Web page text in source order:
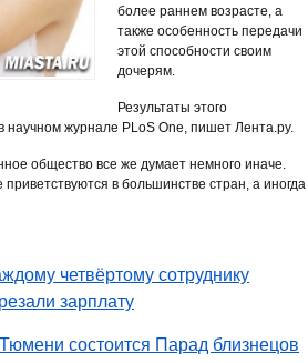
более раннем возрасте, а
также особенность передачи
этой способности своим
дочерям.
Результаты этого
научном журнале PLoS One, пишет Лента.ру.
общество все же думает немного иначе.
в большинстве стран, а иногда
четвёртому сотруднику
зарплату
состоится Парад близнецов